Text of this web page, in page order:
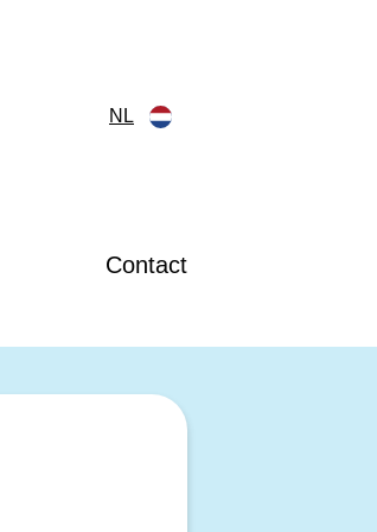
NL
Contact